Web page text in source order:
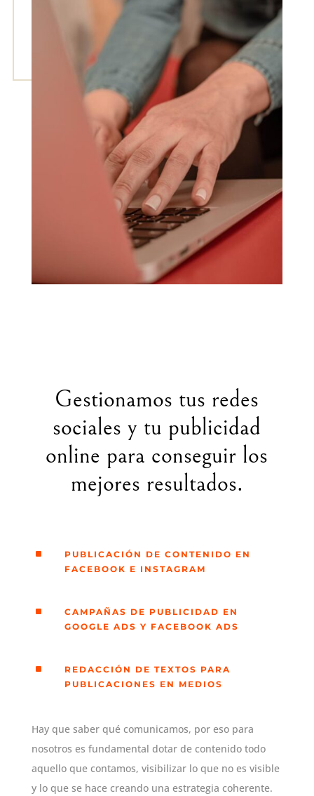
Gestionamos tus redes
sociales y tu publicidad
online para conseguir los
mejores resultados.
^
PUBLICACIÓN DE CONTENIDO EN
FACEBOOK E INSTAGRAM
^
CAMPAÑAS DE PUBLICIDAD EN
GOOGLE ADS Y FACEBOOK ADS
^
REDACCIÓN DE TEXTOS PARA
PUBLICACIONES EN MEDIOS
Hay que saber qué comunicamos, por eso para
nosotros es fundamental dotar de contenido todo
aquello que contamos, visibilizar lo que no es visible
y lo que se hace creando una estrategia coherente.